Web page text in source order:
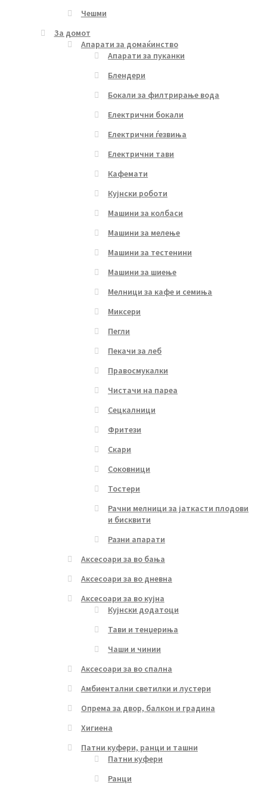
Чешми
За домот
Апарати за домаќинство
Апарати за пуканки
Блендери
Бокали за филтрирање вода
Електрични бокали
Електрични ѓезвиња
Електрични тави
Кафемати
Кујнски роботи
Машини за колбаси
Машини за мелење
Машини за тестенини
Машини за шиење
Мелници за кафе и семиња
Миксери
Пегли
Пекачи за леб
Правосмукалки
Чистачи на пареа
Сецкалници
Фритези
Скари
Соковници
Тостери
Рачни мелници за јаткасти плодови
и бисквити
Разни апарати
Аксесоари за во бања
Аксесоари за во дневна
Аксесоари за во кујна
Кујнски додатоци
Тави и тенџериња
Чаши и чинии
Аксесоари за во спална
Амбиентални светилки и лустери
Опрема за двор, балкон и градина
Хигиена
Патни куфери, ранци и ташни
Патни куфери
Ранци